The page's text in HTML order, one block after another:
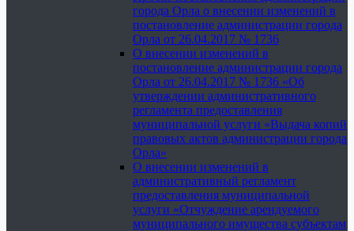
города Орла о внесении изменений в
постановление администрации города
Орла от 26.04.2017 № 1736
О внесении изменений в
постановление администрации города
Орла от 26.04.2017 № 1736 «Об
утверждении административного
регламента предоставления
муниципальной услуги «Выдача копий
правовых актов администрации города
Орла»
О внесении изменений в
административный регламент
предоставления муниципальной
услуги «Отчуждение арендуемого
муниципального имущества субъектам